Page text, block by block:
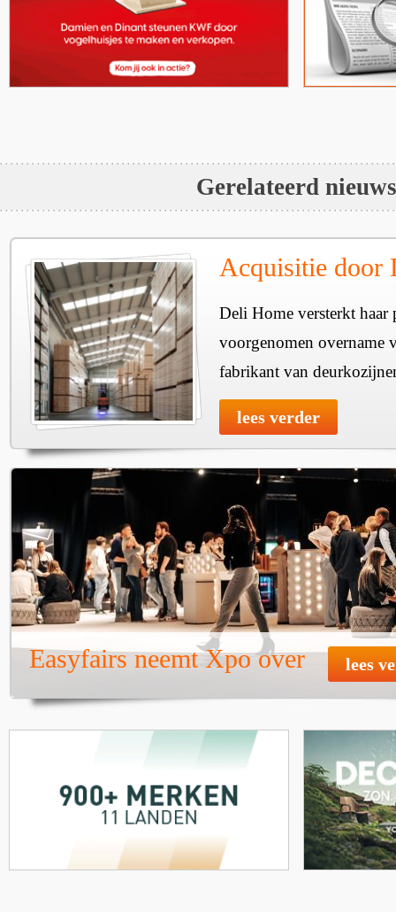
Gerelateerd nieuws
Acquisitie door
Deli Home versterkt haar
voorgenomen overname
fabrikant van
lees verder
Easyfairs neemt Xpo over lees